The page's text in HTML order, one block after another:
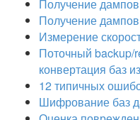
Получение
Получение
Измерение
Поточный backup/
конвертация баз
12 типичных
Шифрование баз